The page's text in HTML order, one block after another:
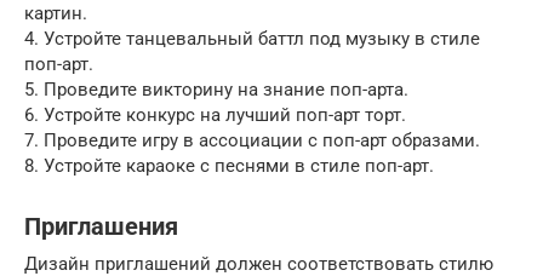
картин.
4. Устройте танцевальный баттл под музыку в стиле
поп-арт.
5. Проведите викторину на знание поп-арта.
6. Устройте конкурс на лучший поп-арт торт.
7. Проведите игру в ассоциации с поп-арт образами.
8. Устройте караоке с песнями в стиле поп-арт.
Приглашения
Дизайн приглашений должен соответствовать стилю